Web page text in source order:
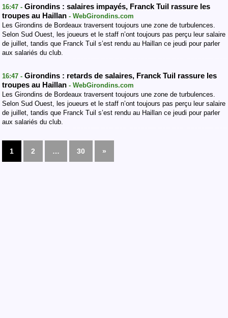
16:47 - Girondins : salaires impayés, Franck Tuil rassure les
troupes au Haillan - WebGirondins.com
Les Girondins de Bordeaux traversent toujours une zone de turbulences.
Selon Sud Ouest, les joueurs et le staff n’ont toujours pas perçu leur salaire
de juillet, tandis que Franck Tuil s’est rendu au Haillan ce jeudi pour parler
aux salariés du club.
16:47 - Girondins : retards de salaires, Franck Tuil rassure les
troupes au Haillan - WebGirondins.com
Les Girondins de Bordeaux traversent toujours une zone de turbulences.
Selon Sud Ouest, les joueurs et le staff n’ont toujours pas perçu leur salaire
de juillet, tandis que Franck Tuil s’est rendu au Haillan ce jeudi pour parler
aux salariés du club.
1 2 … 30 »